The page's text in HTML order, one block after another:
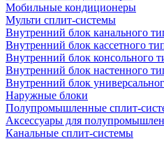
Мобильные кондиционеры
Мульти сплит-системы
Внутренний блок канального
Внутренний блок кассетного
Внутренний блок консольного
Внутренний блок настенного
Внутренний блок
Наружные блоки
Полупромышленные сплит-
Аксессуары для
Канальные сплит-системы